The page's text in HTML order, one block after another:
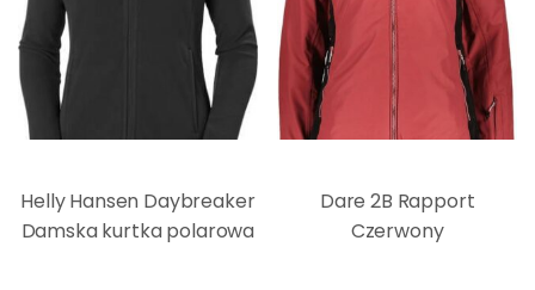
Helly Hansen Daybreaker
Damska kurtka polarowa
Dare 2B Rapport
Czerwony